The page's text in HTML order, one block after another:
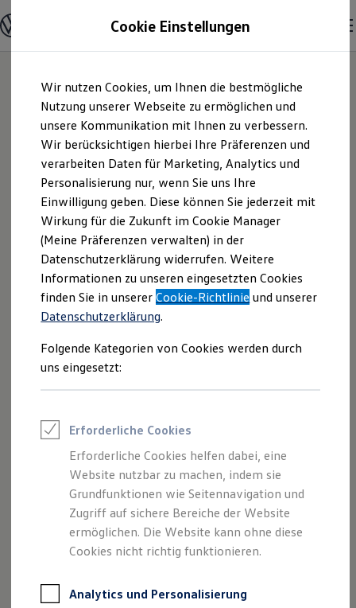
Hauptinhalt
springen
Footer
springen
Modelle und Konfigurator
Konfigurator
Modelle vergleichen
Elektroautos
ENERGY Sondermodelle
Nutzfahrzeuge
SUV und CUV
Familienautos
Kombis
Kompaktwagen
Sportwagen
Schnell verfügbare Fahrzeuge
Angebote und Produkte
Aktuelle Angebote
E-Auto-Förderung
Volkswagen Marktplatz
Die ENERGY Sondermodelle
Junge Gebrauchtwagen und Gebrauchtwagen
Volkswagen Zertifizierte Gebrauchtwagen
Elektromobilität bei Gebrauchtwagen
Saisonangebote
Reifenpakete
Leasing
Leasing-Angebote
Elektroauto Leasing
Kleinwagen-Leasing
Leasing ohne Anzahlung
Finanzierung
Autokredit mit Schlussrate
Versicherungen und Garantien
Kfz-Versicherung
Restschuldversicherungen
Garantien
Professional Class bei Volkswagen
Autohaus Denzel
GmbH | Impressum
& Rechtliches
Hier finden Sie Informationen über uns
(Autohaus Denzel GmbH) als
verantwortlichen Anbieter von Inhalten
und Angeboten, die auf dieser Website
speziell aufgeführt sind.
Impressum
Datenschutzerklärung
Nutzung von Terminbuchung Online
Impressum
Autohaus Denzel GmbH
Cookie Einstellungen
Wir nutzen Cookies, um Ihnen die bestmögliche
Nutzung unserer Webseite zu ermöglichen und
unsere Kommunikation mit Ihnen zu verbessern.
Wir berücksichtigen hierbei Ihre Präferenzen und
verarbeiten Daten für Marketing, Analytics und
Personalisierung nur, wenn Sie uns Ihre
Einwilligung geben. Diese können Sie jederzeit mit
Wirkung für die Zukunft im Cookie Manager
(Meine Präferenzen verwalten) in der
Datenschutzerklärung widerrufen. Weitere
Informationen zu unseren eingesetzten Cookies
finden Sie in unsererCookie-Richtlinie und unserer
Datenschutzerklärung.
Folgende Kategorien von Cookies werden durch
uns eingesetzt:
Erforderliche Cookies
Erforderliche Cookies helfen dabei, eine
Website nutzbar zu machen, indem sie
Grundfunktionen wie Seitennavigation und
Zugriff auf sichere Bereiche der Website
ermöglichen. Die Website kann ohne diese
Cookies nicht richtig funktionieren.
Analytics und Personalisierung